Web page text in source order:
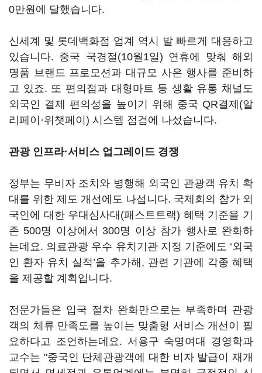
0만원에 달했습니다.
신세계 및 롯데백화점 업계 역시 발 빠르게 대응하고
있습니다. 중국 국경절(10월1일) 연휴에 맞춰 해외
명품 브랜드 프로모션과 대규모 사은 행사를 준비하
고 있죠. 또 편의점과 대형마트 등 생활 유통 채널도
외국인 결제 편의성을 높이기 위해 중국 QR결제(알
리페이·위챗페이) 시스템 점검에 나섰습니다.
관광 인프라·서비스 업그레이드 경쟁
정부는 무비자 조치와 병행해 외국인 관광객 유치 확
대를 위한 제도 개선에도 나섭니다. 국제회의 참가 외
국인에 대한 우대심사대(패스트트랙) 혜택 기준을 기
존 500명 이상에서 300명 이상 참가 행사로 완화하
는데요. 의료관광 우수 유치기관 지정 기준에도 ‘외국
인 환자 유치 실적’을 추가해, 관련 기관에 각종 혜택
을 제공할 계획입니다.
전문가들은 입국 절차 완화만으로는 부족하며 관광
객의 체류 만족도를 높이는 맞춤형 서비스 개선이 필
요하다고 조언하는데요. 서용구 숙명여대 경영학과
교수는 "중국인 단체관광객에 대한 비자 발급이 재개